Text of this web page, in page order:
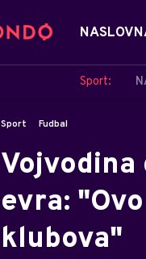
Sport:
Sport Fudbal
evra:
klubova"